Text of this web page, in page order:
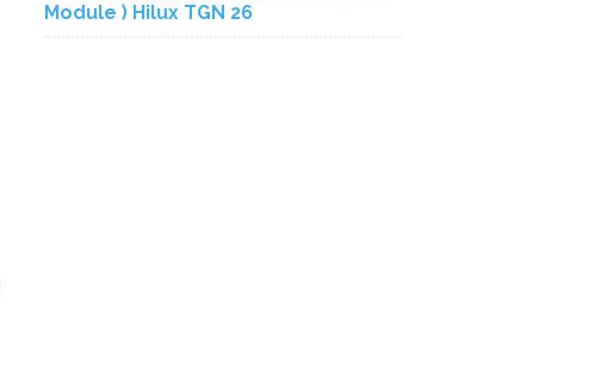
Module ) Hilux TGN 26